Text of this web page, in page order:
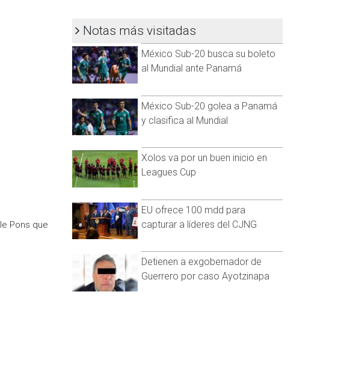
Pons que
Notas más visitadas
México Sub-20 busca su boleto
al Mundial ante Panamá
México Sub-20 golea a Panamá
y clasifica al Mundial
Xolos va por un buen inicio en
Leagues Cup
EU ofrece 100 mdd para
capturar a líderes del CJNG
Detienen a exgobernador de
Guerrero por caso Ayotzinapa